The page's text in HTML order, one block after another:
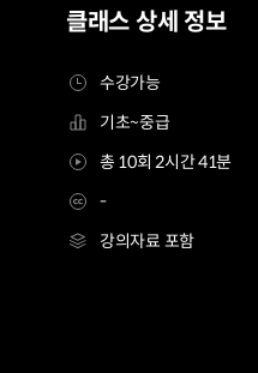
클래스 상세 정보
수강가능
기초~중급
총 10회 2시간 41분
-
강의자료 포함